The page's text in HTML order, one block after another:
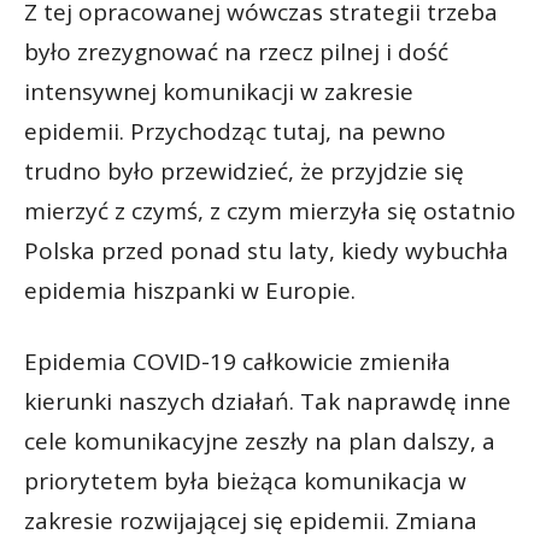
Z tej opracowanej wówczas strategii trzeba
było zrezygnować na rzecz pilnej i dość
intensywnej komunikacji w zakresie
epidemii. Przychodząc tutaj, na pewno
trudno było przewidzieć, że przyjdzie się
mierzyć z czymś, z czym mierzyła się ostatnio
Polska przed ponad stu laty, kiedy wybuchła
epidemia hiszpanki w Europie.
Epidemia COVID-19 całkowicie zmieniła
kierunki naszych działań. Tak naprawdę inne
cele komunikacyjne zeszły na plan dalszy, a
priorytetem była bieżąca komunikacja w
zakresie rozwijającej się epidemii. Zmiana